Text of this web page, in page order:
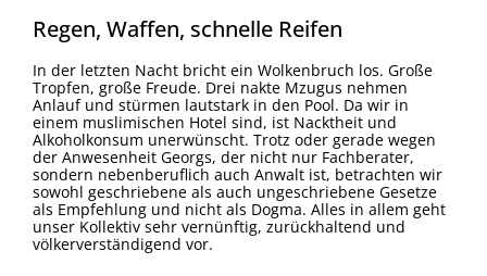
Regen, Waffen, schnelle Reifen
In der letzten Nacht bricht ein Wolkenbruch los. Große
Tropfen, große Freude. Drei nakte Mzugus nehmen
Anlauf und stürmen lautstark in den Pool. Da wir in
einem muslimischen Hotel sind, ist Nacktheit und
Alkoholkonsum unerwünscht. Trotz oder gerade wegen
der Anwesenheit Georgs, der nicht nur Fachberater,
sondern nebenberuflich auch Anwalt ist, betrachten wir
sowohl geschriebene als auch ungeschriebene Gesetze
als Empfehlung und nicht als Dogma. Alles in allem geht
unser Kollektiv sehr vernünftig, zurückhaltend und
völkerverständigend vor.